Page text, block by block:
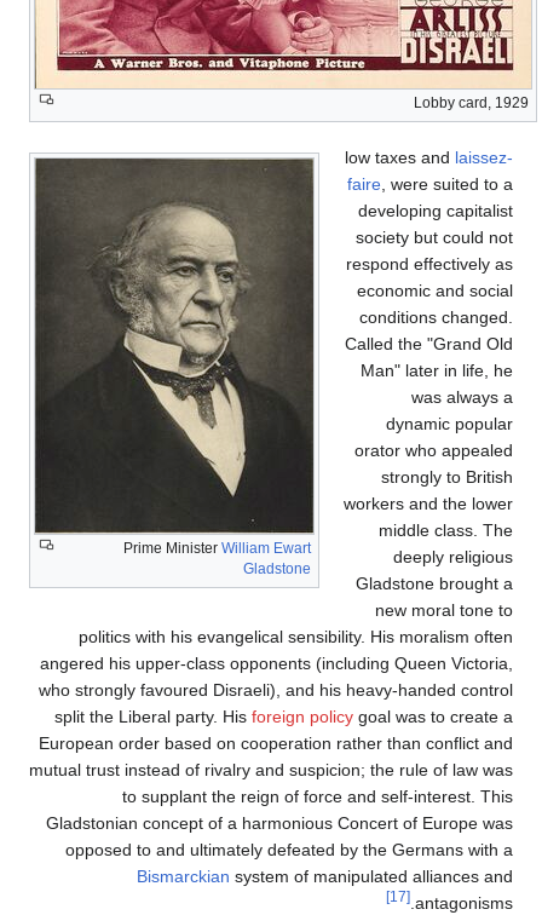
Lobby card, 1929
Prime Minister William Ewart
Gladstone
low taxes and laissez-
faire , were suited to a
developing capitalist
society but could not
respond effectively as
economic and social
conditions changed.
Called the "Grand Old
Man" later in life, he
was always a
dynamic popular
orator who appealed
strongly to British
workers and the lower
middle class. The
deeply religious
Gladstone brought a
new moral tone to
politics with his evangelical sensibility. His moralism often
angered his upper-class opponents (including Queen Victoria,
who strongly favoured Disraeli), and his heavy-handed control
split the Liberal party. His foreign policy goal was to create a
European order based on cooperation rather than conflict and
mutual trust instead of rivalry and suspicion; the rule of law was
to supplant the reign of force and self-interest. This
Gladstonian concept of a harmonious Concert of Europe was
opposed to and ultimately defeated by the Germans with a
Bismarckian system of manipulated alliances and
antagonisms.
[17]